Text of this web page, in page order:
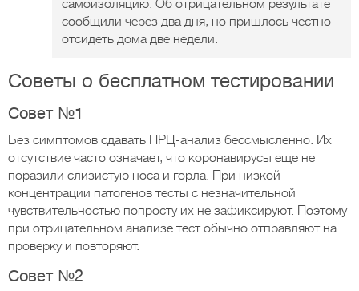
самоизоляцию. Об отрицательном результате
сообщили через два дня, но пришлось честно
отсидеть дома две недели.
Советы о бесплатном тестировании
Совет №1
Без симптомов сдавать ПРЦ-анализ бессмысленно. Их
отсутствие часто означает, что коронавирусы еще не
поразили слизистую носа и горла. При низкой
концентрации патогенов тесты с незначительной
чувствительностью попросту их не зафиксируют. Поэтому
при отрицательном анализе тест обычно отправляют на
проверку и повторяют.
Совет №2